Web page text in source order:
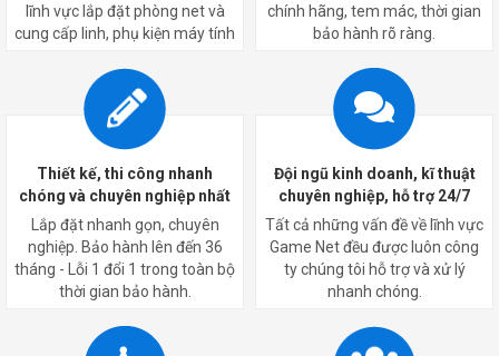
lĩnh vực lắp đặt phòng net và
cung cấp linh, phụ kiện máy tính
chính hãng, tem mác, thời gian
bảo hành rõ ràng.
Thiết kế, thi công nhanh
chóng và chuyên nghiệp nhất
Lắp đặt nhanh gọn, chuyên
nghiệp. Bảo hành lên đến 36
tháng - Lỗi 1 đổi 1 trong toàn bộ
thời gian bảo hành.
Đội ngũ kinh doanh, kĩ thuật
chuyên nghiệp, hỗ trợ 24/7
Tất cả những vấn đề về lĩnh vực
Game Net đều được luôn công
ty chúng tôi hỗ trợ và xử lý
nhanh chóng.